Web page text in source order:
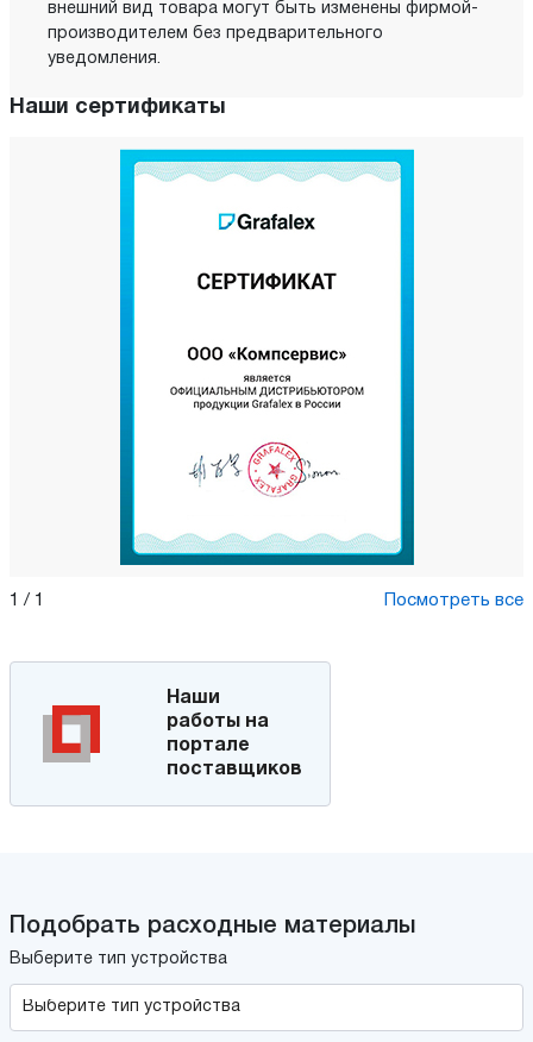
внешний вид товара могут быть изменены фирмой-
производителем без предварительного
уведомления.
Наши сертификаты
1 / 1 Посмотреть все
Наши
работы на
портале
поставщиков
Подобрать расходные материалы
Выберите тип устройства